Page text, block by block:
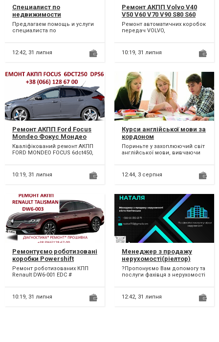
Специалист по
недвижимости
г.Каменское
Предлагаем помощь и услуги
специалиста по
городе Каменское.
Консультируем...
12:42, 31 липня
Ремонт АКПП Volvo V40
V50 V60 V70 V90 S80 S60
XC60 XC90 AISIN
Powershift #AV4R7000BG#
31367035, 31256845,
31256837, 31256837
Ремонт автоматичних коробок
передач VOLVO,
AW55-50,TF80SC, 6DCT451. Мо...
10:19, 31 липня
Ремонт АКПП Ford Focus
Mondeo Фокус Мондео
MPS DPS DCT250 DCT450
#FV4R-7000-AB# 2103402,
7000-BK, 2258375, 2258296,
2258310
Кваліфікований ремонт АКПП
FORD MONDEO FOCUS 6dct450,
бюджетний ремонт АКПП...
10:19, 31 липня
Курси англійської мови за
кордоном
Пориньте у захоплюючий світ
англійської мови, вивчаючи
унікальна можливість роз...
12:44, 3 серпня
Ремонтуємо роботизовані
коробки Powershift
DCT451 # Renault ESPACE
DW6 EDC # 320108868R.
Ремонт роботизованих КПП
Renault DW6-001 EDC #
Ремонтуємо роботизовані...
10:19, 31 липня
Менеджер з продажу
нерухомості(ріелтор)
?Пропонуємо Вам допомогу та
послуги фахівця з нерухомості
Консульту...
12:42, 31 липня